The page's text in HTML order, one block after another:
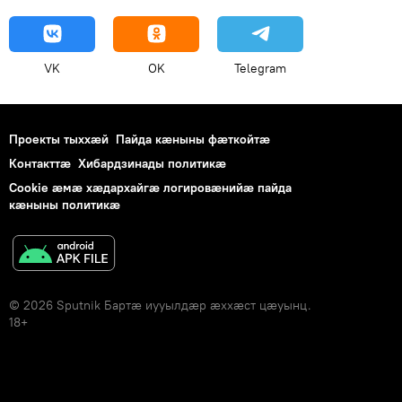
VK OK Telegram
Проекты тыххӕй Пайда кӕныны фӕткойтӕ
Контакттӕ Хибардзинады политикæ
Cookie æмæ хæдархайгæ логировæнийæ пайда
кæныны политикæ
© 2026 Sputnik Бартӕ иууылдӕр ӕххӕст цӕуынц.
18+